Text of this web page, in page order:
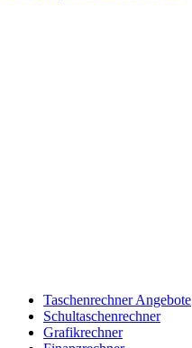
Taschenrechner Angebote
Schultaschenrechner
Grafikrechner